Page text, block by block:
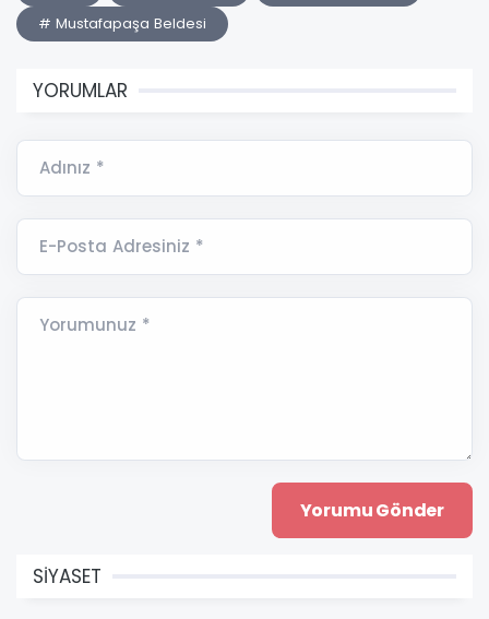
# Mustafapaşa Beldesi
YORUMLAR
Adınız *
E-Posta Adresiniz *
Yorumunuz *
SİYASET